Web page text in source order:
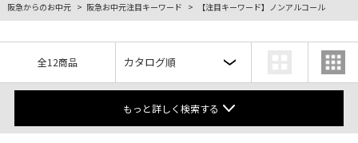
阪急からのお中元 阪急お中元注目キーワード 【注目キーワード】ノンアルコール
全12商品
もっと詳しく検索する